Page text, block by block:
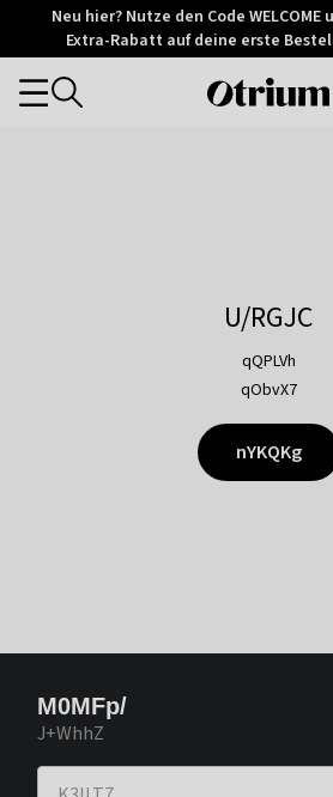
Otrium
Trustpilot
Neu hier? Nutze den Code
Extra-Rabatt auf deine erste
Otrium
Categories
U/RGJC
qQPLVh
qObvX7
nYKQKg
M0MFp/
J+WhhZ